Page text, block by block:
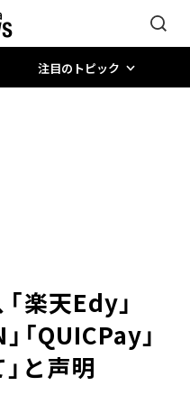
注目のトピック
楽天Edy」
「QUICPay」
と声明